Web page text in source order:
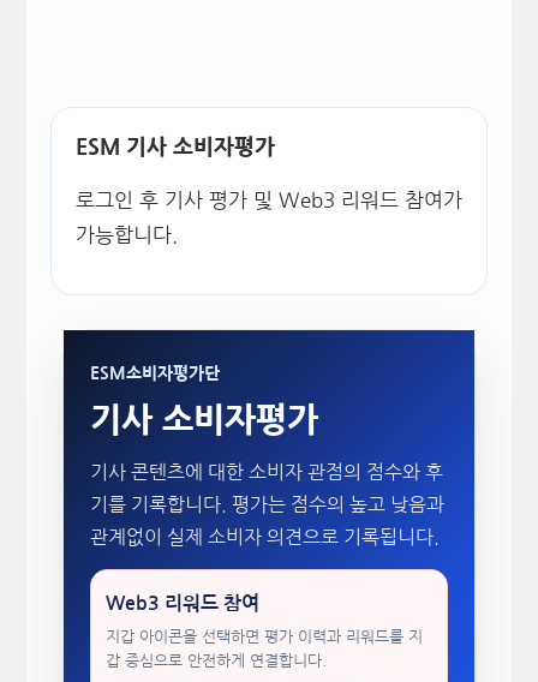
ESM 기사 소비자평가
로그인 후 기사 평가 및 Web3 리워드 참여가
가능합니다.
ESM소비자평가단
기사 소비자평가
기사 콘텐츠에 대한 소비자 관점의 점수와 후
기를 기록합니다. 평가는 점수의 높고 낮음과
관계없이 실제 소비자 의견으로 기록됩니다.
Web3 리워드 참여
지갑 아이콘을 선택하면 평가 이력과 리워드를 지
갑 중심으로 안전하게 연결합니다.